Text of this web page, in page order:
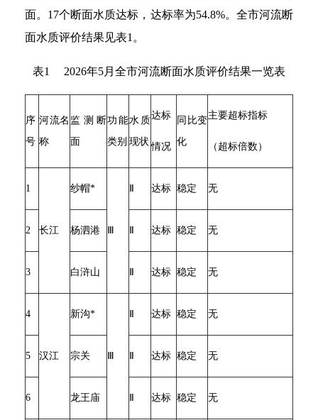
面。17个断面水质达标，达标率为54.8%。全市河流断
面水质评价结果见表1。
表1 2026年5月全市河流断面水质评价结果一览表
序
号
河流名
称
监测断
面
功能
类别
水质
现状
达标
情况
同比变
化
主要超标指标
（超标倍数）
1
长江
纱帽* 达标 稳定 无
2 杨泗港 达标 稳定 无
3 白浒山 达标 稳定 无
4
汉江
新沟* 达标 稳定 无
5 宗关 达标 稳定 无
6 龙王庙 达标 稳定 无